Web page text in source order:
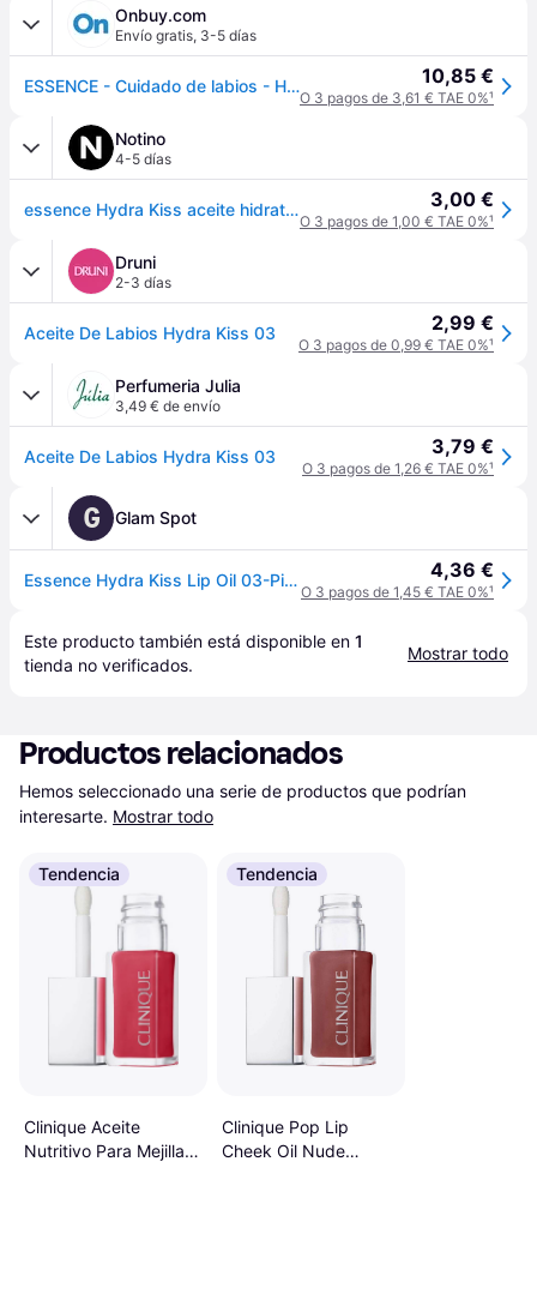
Onbuy.com
Envío gratis, 3-5 días
ESSENCE - Cuidado de labios - Hydra Kiss - 03 Champán Rosa - 4ml - Vegano 10,85 €
O 3 pagos de 3,61 € TAE 0%¹
Notino
4-5 días
essence Hydra Kiss aceite hidratante para labios tono 03 Pink Sparkling Wine 4 ml 3,00 €
O 3 pagos de 1,00 € TAE 0%¹
Druni
2-3 días
Aceite De Labios Hydra Kiss 03 2,99 €
O 3 pagos de 0,99 € TAE 0%¹
Perfumeria Julia
3,49 € de envío
Aceite De Labios Hydra Kiss 03 3,79 €
O 3 pagos de 1,26 € TAE 0%¹
G Glam Spot
Essence Hydra Kiss Lip Oil 03-Pink Champagne 4ml 4,36 €
O 3 pagos de 1,45 € TAE 0%¹
Este producto también está disponible en 1
tienda no verificados.
Mostrar todo
Productos relacionados
Hemos seleccionado una serie de productos que podrían
interesarte. Mostrar todo
Tendencia
Clinique Aceite
Nutritivo Para Mejillas
Tendencia
Clinique Pop Lip
Cheek Oil Nude